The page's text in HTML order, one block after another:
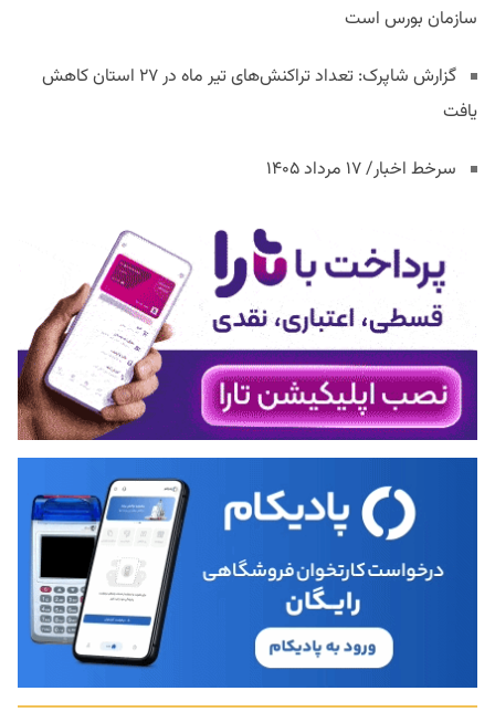
سازمان بورس است
گزارش شاپرک: تعداد تراکنش‌های تیر ماه در ۲۷ استان‌ کاهش
یافت
سرخط اخبار/ ۱۷ مرداد ۱۴۰۵